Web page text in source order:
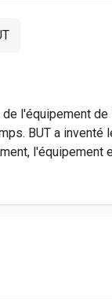
l'équipement de
BUT a inventé
l'équipement